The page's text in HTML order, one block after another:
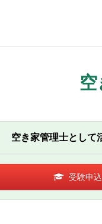
空き家管理士として
受験申込